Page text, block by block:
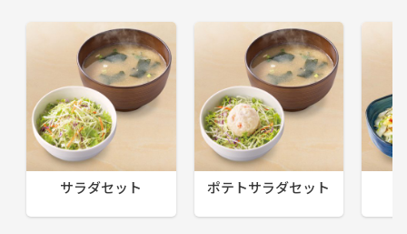
サラダセット ポテトサラダセット